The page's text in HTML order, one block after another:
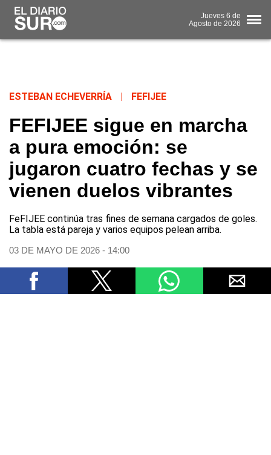
Jueves 6 de
Agosto de 2026
ESTEBAN ECHEVERRÍA FEFIJEE
FEFIJEE sigue en marcha
a pura emoción: se
jugaron cuatro fechas y se
vienen duelos vibrantes
FeFIJEE continúa tras fines de semana cargados de goles.
La tabla está pareja y varios equipos pelean arriba.
03 DE MAYO DE 2026 - 14:00